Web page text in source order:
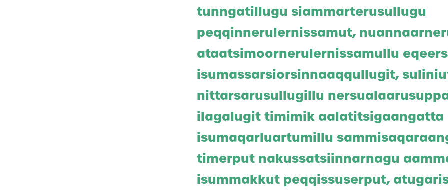
tunngatillugu siammarterusullugu
peqqinnerulernissamut,
ataatsimoornerulernissamullu
isumassarsiorsinnaaqqullugit,
nittarsarusullugillu
ilagalugit timimik aalatitsigaangatta
isumaqarluartumillu
timerput nakussatsiinnarnagu
isummakkut peqqissuserput,